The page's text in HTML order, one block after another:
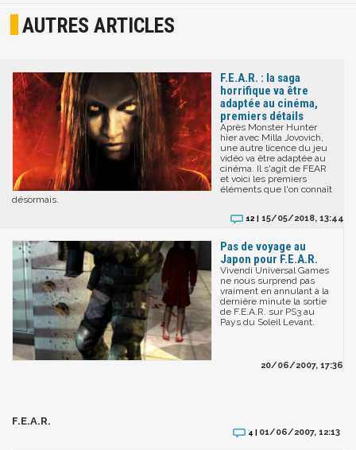
AUTRES ARTICLES
F.E.A.R. : la saga
horrifique va être
adaptée au cinéma,
premiers détails
Après Monster Hunter
hier avec Milla Jovovich,
une autre licence du jeu
vidéo va être adaptée au
cinéma. Il s'agit de FEAR
et voici les premiers
éléments que l'on connaît
désormais.
12 | 15/05/2018, 13:44
Pas de voyage au
Japon pour F.E.A.R.
Vivendi Universal Games
ne nous surprend pas
vraiment en annulant à la
dernière minute la sortie
de F.E.A.R. sur PS3 au
Pays du Soleil Levant.
20/06/2007, 17:36
F.E.A.R.
4 | 01/06/2007, 12:13